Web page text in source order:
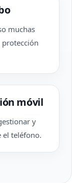
muchas
móvil
y
el teléfono.